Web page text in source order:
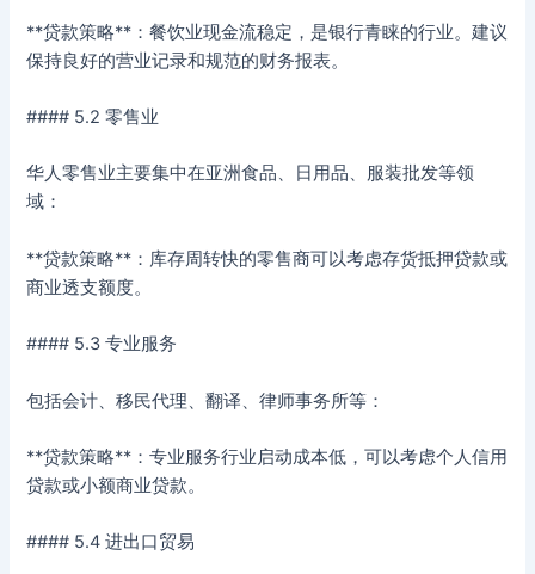
**贷款策略**：餐饮业现金流稳定，是银行青睐的行业。建议
保持良好的营业记录和规范的财务报表。
#### 5.2 零售业
华人零售业主要集中在亚洲食品、日用品、服装批发等领
域：
**贷款策略**：库存周转快的零售商可以考虑存货抵押贷款或
商业透支额度。
#### 5.3 专业服务
包括会计、移民代理、翻译、律师事务所等：
**贷款策略**：专业服务行业启动成本低，可以考虑个人信用
贷款或小额商业贷款。
#### 5.4 进出口贸易